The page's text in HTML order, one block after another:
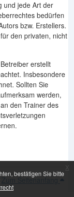
bestätigen Sie bitte
x
und jede Art der
bedürfen
bzw. Erstellers.
den privaten, nicht
erstellt
Insbesondere
Sollten Sie
werden,
den Trainer des
Zum Seitenanfang